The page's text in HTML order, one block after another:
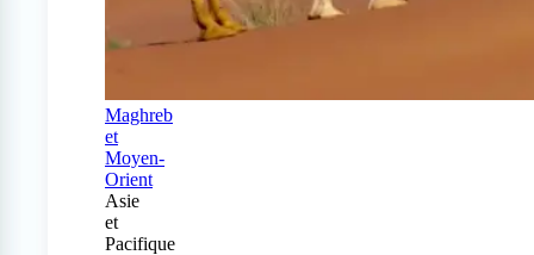
Maghreb
et
Moyen-
Orient
Asie
et
Pacifique